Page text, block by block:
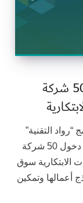
برنامج “رواد التقنية” يعلن دخول 50 شركة
2020 أعلن برنامج “رواد التقنية”
التابع لوزارة الاتصالات وتقنية المعلومات عن دخول 50 شركة
الابتكارية سوق
أعمالها وتمكين